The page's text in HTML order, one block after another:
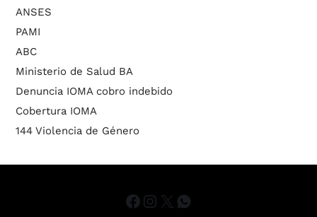
ANSES
PAMI
ABC
Ministerio de Salud BA
Denuncia IOMA cobro indebido
Cobertura IOMA
144 Violencia de Género